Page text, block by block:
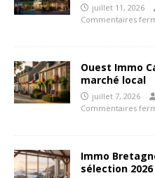
juillet 11, 2026
Commentaires
Ouest Immo
marché local
juillet 7, 2026
Commentaires
Immo
sélection 2026